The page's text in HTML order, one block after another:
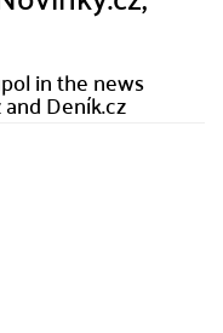
in the news
Deník.cz